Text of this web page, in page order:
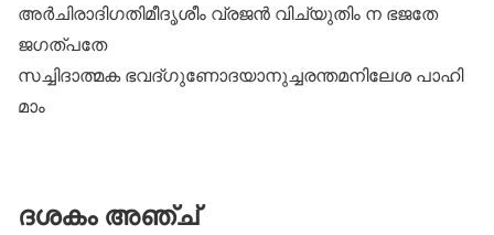
അർചിരാദിഗതിമീദൃശീം വ്രജൻ വിച്യുതിം ന ഭജതേ
ജഗത്പതേ
സച്ചിദാത്മക ഭവദ്ഗുണോദയാനുച്ചരന്തമനിലേശ പാഹി
മാം
ദശകം അഞ്ച്